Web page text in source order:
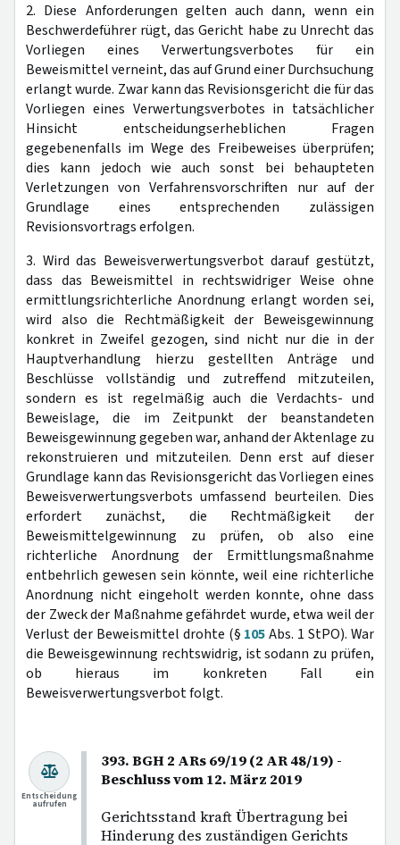
2. Diese Anforderungen gelten auch dann, wenn ein
Beschwerdeführer rügt, das Gericht habe zu Unrecht das
Vorliegen eines Verwertungsverbotes für ein
Beweismittel verneint, das auf Grund einer Durchsuchung
erlangt wurde. Zwar kann das Revisionsgericht die für das
Vorliegen eines Verwertungsverbotes in tatsächlicher
Hinsicht entscheidungserheblichen Fragen
gegebenenfalls im Wege des Freibeweises überprüfen;
dies kann jedoch wie auch sonst bei behaupteten
Verletzungen von Verfahrensvorschriften nur auf der
Grundlage eines entsprechenden zulässigen
Revisionsvortrags erfolgen.
3. Wird das Beweisverwertungsverbot darauf gestützt,
dass das Beweismittel in rechtswidriger Weise ohne
ermittlungsrichterliche Anordnung erlangt worden sei,
wird also die Rechtmäßigkeit der Beweisgewinnung
konkret in Zweifel gezogen, sind nicht nur die in der
Hauptverhandlung hierzu gestellten Anträge und
Beschlüsse vollständig und zutreffend mitzuteilen,
sondern es ist regelmäßig auch die Verdachts- und
Beweislage, die im Zeitpunkt der beanstandeten
Beweisgewinnung gegeben war, anhand der Aktenlage zu
rekonstruieren und mitzuteilen. Denn erst auf dieser
Grundlage kann das Revisionsgericht das Vorliegen eines
Beweisverwertungsverbots umfassend beurteilen. Dies
erfordert zunächst, die Rechtmäßigkeit der
Beweismittelgewinnung zu prüfen, ob also eine
richterliche Anordnung der Ermittlungsmaßnahme
entbehrlich gewesen sein könnte, weil eine richterliche
Anordnung nicht eingeholt werden konnte, ohne dass
der Zweck der Maßnahme gefährdet wurde, etwa weil der
Verlust der Beweismittel drohte (§ 105Abs. 1 StPO). War
die Beweisgewinnung rechtswidrig, ist sodann zu prüfen,
ob hieraus im konkreten Fall ein
Beweisverwertungsverbot folgt.
393. BGH 2 ARs 69/19 (2 AR 48/19) -
Beschluss vom 12. März 2019
Gerichtsstand kraft Übertragung bei
Hinderung des zuständigen Gerichts
Entscheidung
aufrufen